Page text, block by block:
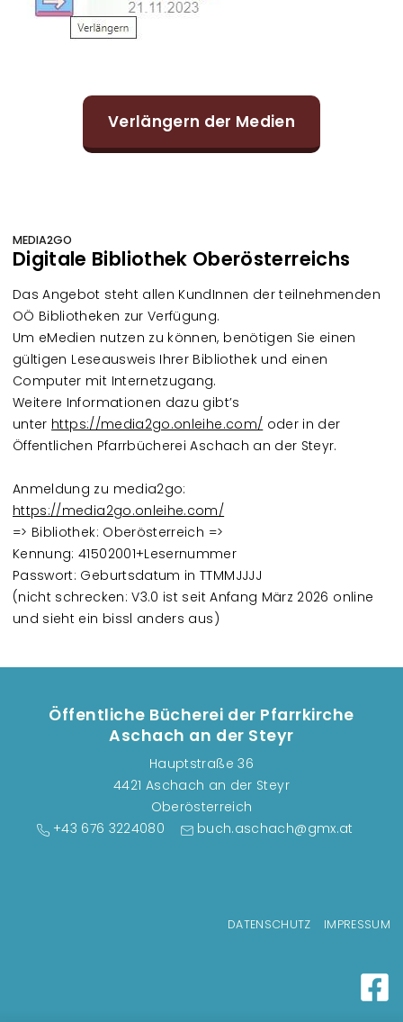
Verlängern der Medien
MEDIA2GO
Digitale Bibliothek Oberösterreichs
Das Angebot steht allen KundInnen der teilnehmenden
OÖ Bibliotheken zur Verfügung.
Um eMedien nutzen zu können, benötigen Sie einen
gültigen Leseausweis Ihrer Bibliothek und einen
Computer mit Internetzugang.
Weitere Informationen dazu gibt’s
unter https://media2go.onleihe.com/ oder in der
Öffentlichen Pfarrbücherei Aschach an der Steyr.
Anmeldung zu media2go:
https://media2go.onleihe.com/
=> Bibliothek: Oberösterreich =>
Kennung: 41502001+Lesernummer
Passwort: Geburtsdatum in TTMMJJJJ
(nicht schrecken: V3.0 ist seit Anfang März 2026 online
und sieht ein bissl anders aus)
Öffentliche Bücherei der Pfarrkirche
Aschach an der Steyr
Hauptstraße 36
4421 Aschach an der Steyr
Oberösterreich
+43 676 3224080
buch.aschach@gmx.at
DATENSCHUTZ IMPRESSUM